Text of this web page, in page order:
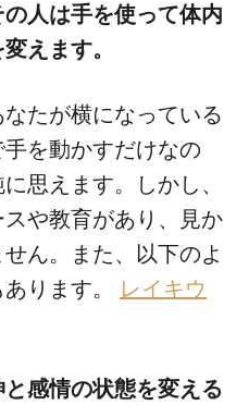
人は手を使って体内
えます。
たが横になっている
を動かすだけなの
思えます。しかし、
や教育があり、見か
ん。また、以下のよ
ります。
レイキウ
感情の状態を変える